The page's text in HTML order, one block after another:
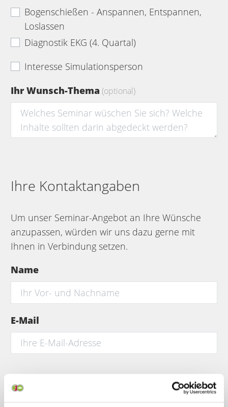
Bogenschießen - Anspannen, Entspannen,
Loslassen
Diagnostik EKG (4. Quartal)
Interesse Simulationsperson
Ihr Wunsch-Thema (optional)
Ihre Kontaktangaben
Um unser Seminar-Angebot an Ihre Wünsche
anzupassen, würden wir uns dazu gerne mit
Ihnen in Verbindung setzen.
Name
E-Mail